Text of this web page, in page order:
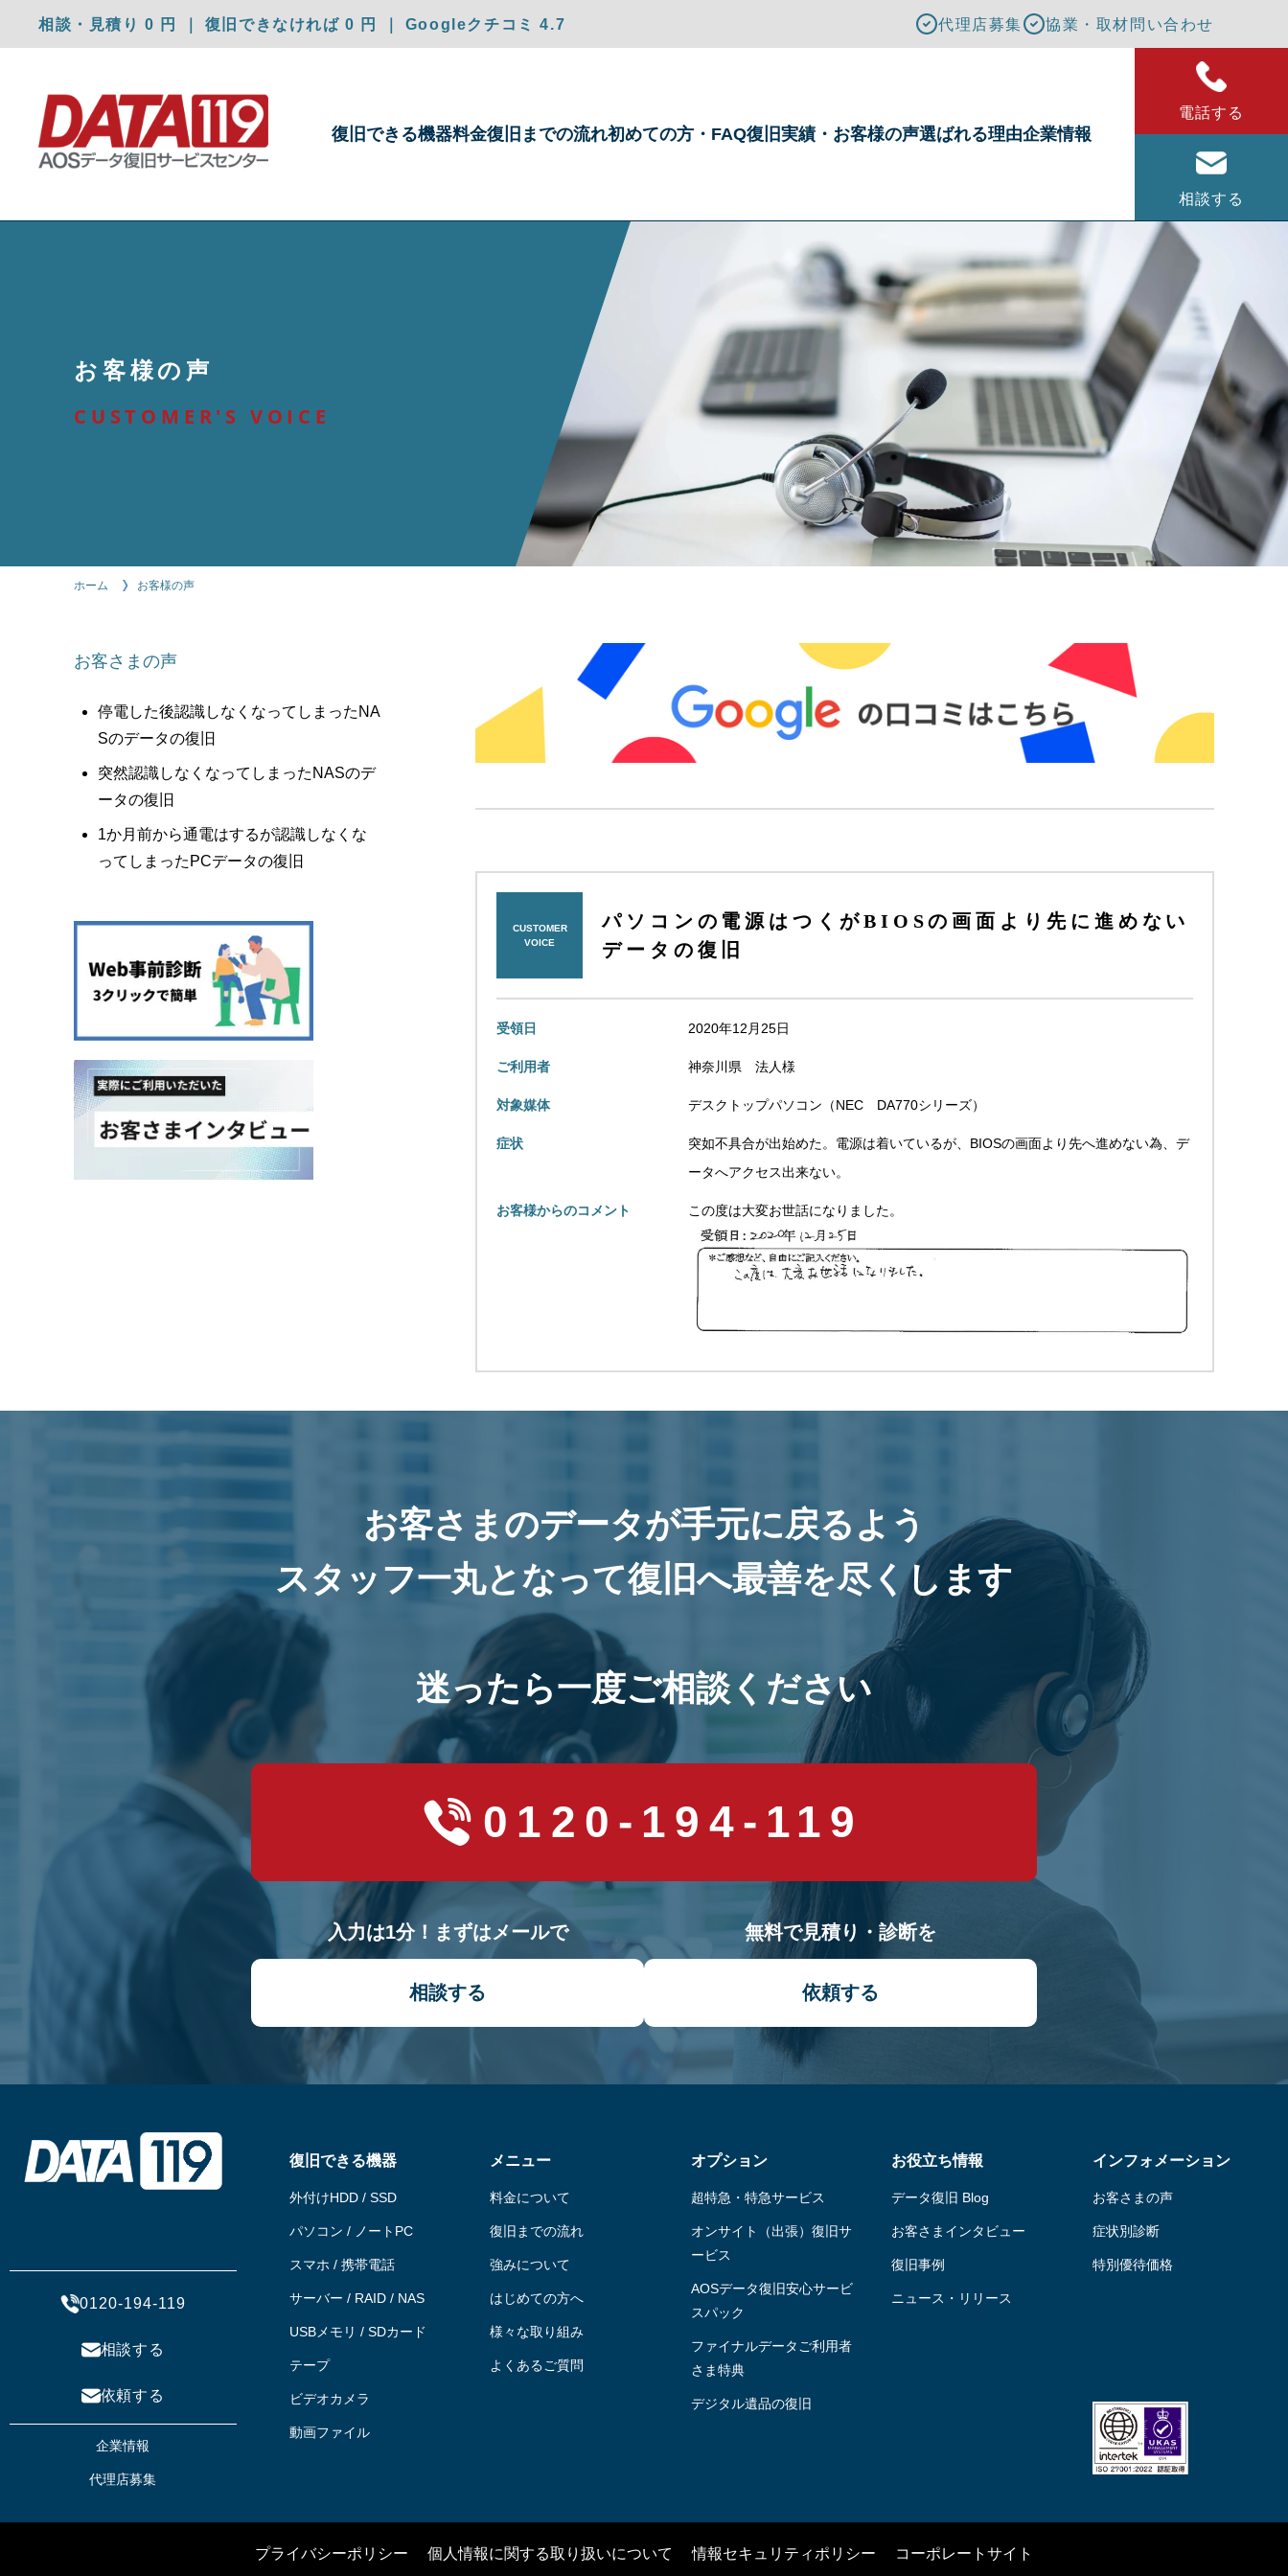
相談・見積り 0 円 ｜ 復旧できなければ 0 円 ｜ Googleクチコミ 4.7 代理店募集 協業・取材問い合わせ
復旧できる機器料金復旧までの流れ初めての方・ FAQ復旧実績・ お客様の声選ばれる理由企業情報
電話する
相談する
お客様の声
CUSTOMER'S VOICE
ホーム お客様の声
お客さまの声
停電した後認識しなくなってしまったNA
Sのデータの復旧
突然認識しなくなってしまったNASのデ
ータの復旧
1か月前から通電はするが認識しなくな
ってしまったPCデータの復旧
CUSTOMER
VOICE
パソコンの電源はつくがBIOSの画面より先に進めない
データの復旧
受領日 2020年12月25日
ご利用者 神奈川県 法人様
対象媒体 デスクトップパソコン（NEC DA770シリーズ）
症状
突如不具合が出始めた。電源は着いているが、BIOSの画面より先へ進めない為、デ
ータへアクセス出来ない。
お客様からのコメント この度は大変お世話になりました。
お客さまのデータが手元に戻るよう
スタッフ一丸となって復旧へ最善を尽くします
迷ったら一度ご相談ください
0120-194-119
入力は1分！まずはメールで
相談する
無料で見積り・診断を
依頼する
0120-194-119
相談する
依頼する
企業情報
代理店募集
復旧できる機器
外付けHDD / SSD
パソコン / ノートPC
スマホ / 携帯電話
サーバー / RAID / NAS
USBメモリ / SDカード
テープ
ビデオカメラ
動画ファイル
メニュー
料金について
復旧までの流れ
強みについて
はじめての方へ
様々な取り組み
よくあるご質問
オプション
超特急・特急サービス
オンサイト（出張）復旧サ
ービス
AOSデータ復旧安⼼サービ
スパック
ファイナルデータご利⽤者
さま特典
デジタル遺品の復旧
お役立ち情報
データ復旧 Blog
お客さまインタビュー
復旧事例
ニュース・リリース
インフォメーション
お客さまの声
症状別診断
特別優待価格
プライバシーポリシー 個人情報に関する取り扱いについて 情報セキュリティポリシー コーポレートサイト